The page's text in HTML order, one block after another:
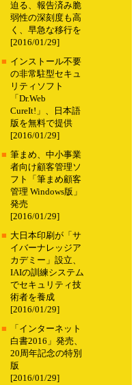
迫る、報告済み脆
弱性の深刻度も高
く、早急な移行を
[2016/01/29]
■ インストール不要
の非常駐型セキュ
リティソフト
「Dr.Web
CureIt!」、日本語
版を無料で提供
[2016/01/29]
■ 筆まめ、中小事業
者向け顧客管理ソ
フト「筆まめ顧客
管理 Windows版」
発売
[2016/01/29]
■ 大日本印刷が「サ
イバーナレッジア
カデミー」設立、
IAIの訓練システム
でセキュリティ技
術者を養成
[2016/01/29]
■
「インターネット
白書2016」発売、
20周年記念の特別
版
[2016/01/29]